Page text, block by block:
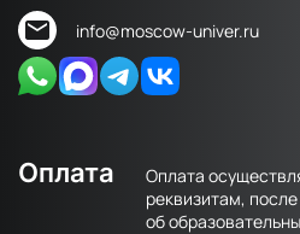
info@moscow-univer.ru
Оплата
Оплата
реквизитам,
об